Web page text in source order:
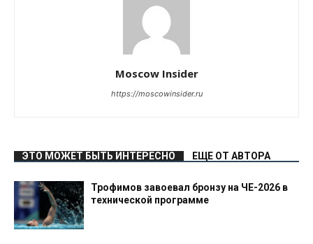
Moscow Insider
https://moscowinsider.ru
ЭТО МОЖЕТ БЫТЬ ИНТЕРЕСНО ЕЩЕ ОТ АВТОРА
Трофимов завоевал бронзу на ЧЕ-2026 в
технической программе